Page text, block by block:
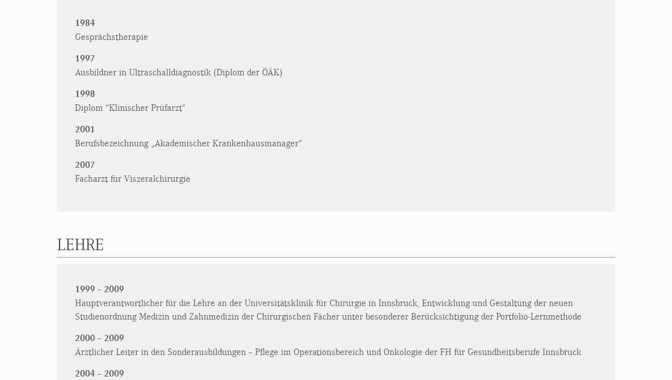
1984
Gesprächstherapie
1997
Ausbildner in Ultraschalldiagnostik (Diplom der ÖÄK)
1998
Diplom “Klinischer Prüfarzt“
2001
Berufsbezeichnung „Akademischer Krankenhausmanager“
2007
Facharzt für Viszeralchirurgie
LEHRE
1999 – 2009
Hauptverantwortlicher für die Lehre an der Universitätsklinik für Chirurgie in Innsbruck, Entwicklung und Gestaltung der neuen
Studienordnung Medizin und Zahnmedizin der Chirurgischen Fächer unter besonderer Berücksichtigung der Portfolio-Lernmethode
2000 – 2009
Ärztlicher Leiter in den Sonderausbildungen – Pflege im Operationsbereich und Onkologie der FH für Gesundheitsberufe Innsbruck
2004 – 2009